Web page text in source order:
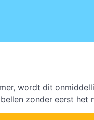
wordt dit
zonder eerst het